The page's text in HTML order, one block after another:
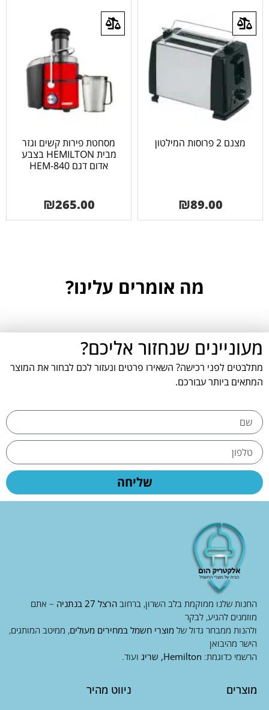
מצנם 2 פרוסות המילטון
₪89.00
מסחטת פירות קשים וגזר
מבית HEMILTON בצבע
אדום דגם 840-HEM
₪265.00
מה אומרים עלינו?
מעוניינים שנחזור אליכם?
מתלבטים לפני רכישה? השאירו פרטים ונעזור לכם לבחור את המוצר
המתאים ביותר עבורכם.
שליחה
החנות שלנו ממוקמת בלב השרון, ברחוב הרצל 27 בנתניה
– אתם
מוזמנים להגיע, לבקר
ולהנות ממבחר גדול של מוצרי חשמל במחירים מעולים, ממיטב המותגים,
הישר מהיבואן
הרשמי כדוגמת: Hemilton, שריג ועוד.
מוצרים ניווט מהיר